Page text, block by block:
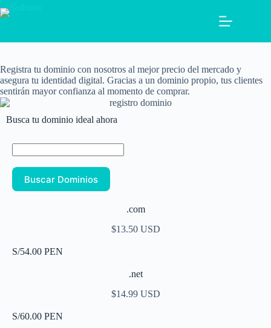
Registra tu dominio con nosotros al mejor precio del mercado y
asegura tu identidad digital. Gracias a un dominio propio, tus clientes
sentirán mayor confianza al momento de comprar.
Busca tu dominio ideal ahora
.com
$13.50 USD
S/54.00 PEN
.net
$14.99 USD
S/60.00 PEN